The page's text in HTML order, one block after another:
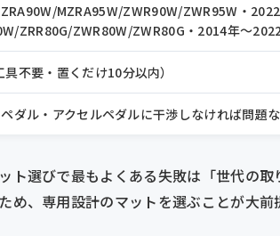
MZRA95W/ZWR90W/ZWR95W・
ZRR80G/ZWR80W/ZWR80G・2014年〜2022
不要・置くだけ10分以内）
ダル・アクセルペダルに干渉しなければ問題な
ト選びで最もよくある失敗は「世代の
め、専用設計のマットを選ぶことが大前